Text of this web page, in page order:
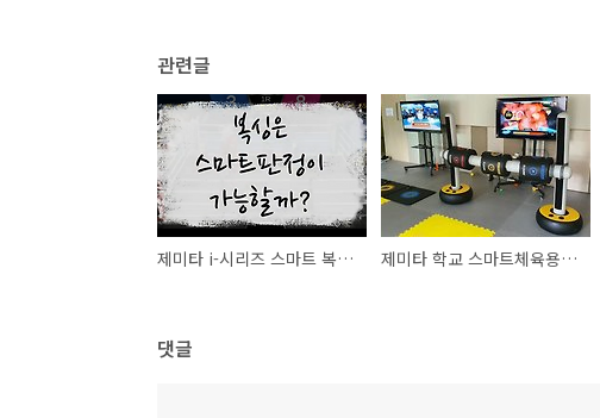
관련글
제미타 i-시리즈 스마트 복싱 판정 시스템(시합용 버전) 출시 제미타 학교 스마트체육용구로 설치
댓글